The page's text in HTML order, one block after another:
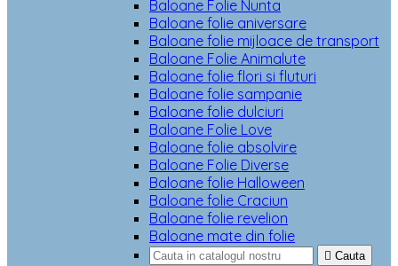
Baloane Folie Nunta
Baloane folie aniversare
Baloane folie mijloace de transport
Baloane Folie Animalute
Baloane folie flori si fluturi
Baloane folie sampanie
Baloane folie dulciuri
Baloane Folie Love
Baloane folie absolvire
Baloane Folie Diverse
Baloane folie Halloween
Baloane folie Craciun
Baloane folie revelion
Baloane mate din folie
 Cauta